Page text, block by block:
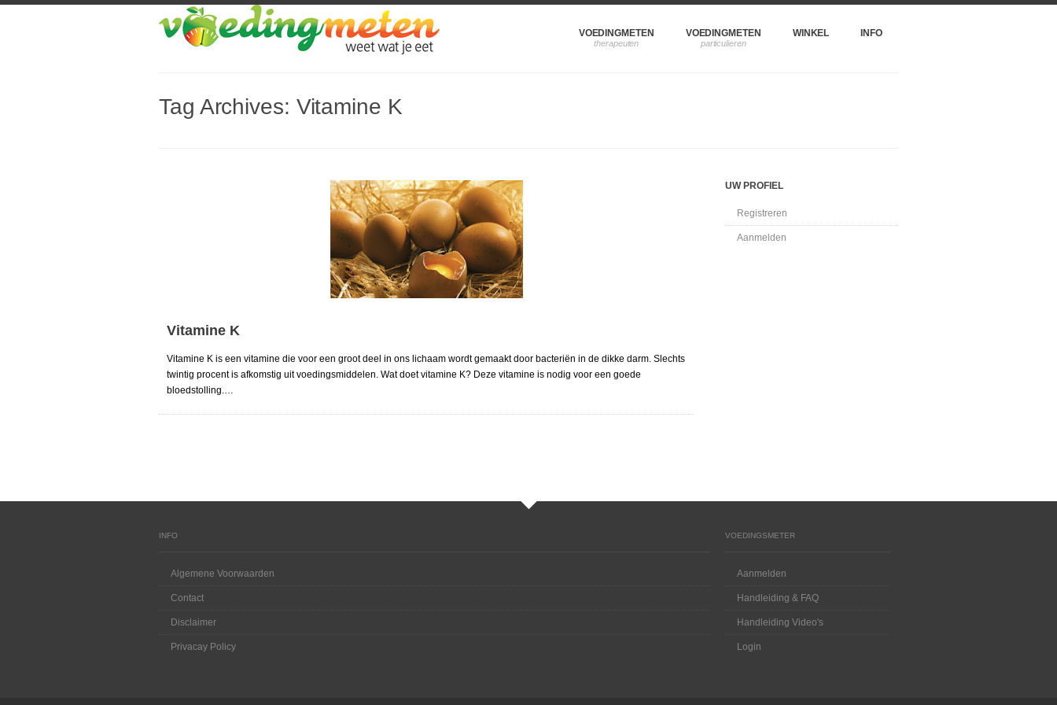
VOEDINGMETEN VOEDINGMETEN WINKEL INFO
Tag Archives: Vitamine K
Vitamine K
Vitamine K is een vitamine die voor een groot deel in ons lichaam wordt gemaakt door bacteriën in de dikke darm. Slechts
twintig procent is afkomstig uit voedingsmiddelen. Wat doet vitamine K? Deze vitamine is nodig voor een goede
bloedstolling.…
UW PROFIEL
Registreren
Aanmelden
INFO
Algemene Voorwaarden
Contact
Disclaimer
Privacay Policy
VOEDINGSMETER
Aanmelden
Handleiding & FAQ
Handleiding Video's
Login